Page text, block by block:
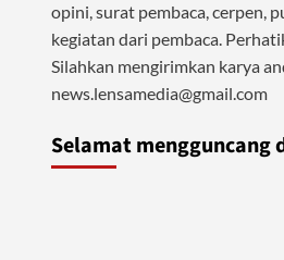
opini, surat pembaca, cerpen,
kegiatan dari pembaca.
Silahkan mengirimkan karya
news.lensamedia@gmail.com
Selamat mengguncang